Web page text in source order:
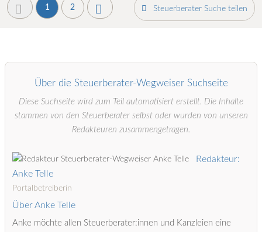
1 2 Steuerberater Suche teilen
Über die Steuerberater-Wegweiser Suchseite
Diese Suchseite wird zum Teil automatisiert erstellt. Die Inhalte
stammen von den Steuerberater selbst oder wurden von unseren
Redakteuren zusammengetragen.
Redakteur:
Anke Telle
Portalbetreiberin
Über Anke Telle
Anke möchte allen Steuerberater:innen und Kanzleien eine